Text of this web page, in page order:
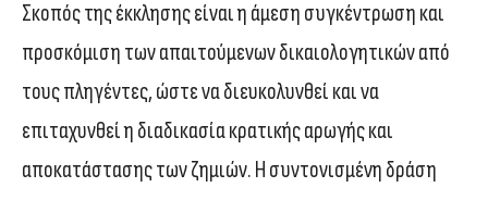
Σκοπός της έκκλησης είναι η άμεση συγκέντρωση και
προσκόμιση των απαιτούμενων δικαιολογητικών από
τους πληγέντες, ώστε να διευκολυνθεί και να
επιταχυνθεί η διαδικασία κρατικής αρωγής και
αποκατάστασης των ζημιών. Η συντονισμένη δράση